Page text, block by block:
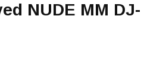
NUDE MM DJ-